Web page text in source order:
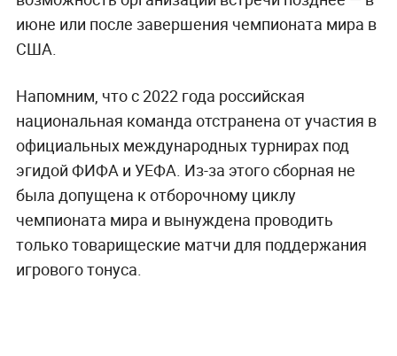
июне или после завершения чемпионата мира в
США.
Напомним, что с 2022 года российская
национальная команда отстранена от участия в
официальных международных турнирах под
эгидой ФИФА и УЕФА. Из-за этого сборная не
была допущена к отборочному циклу
чемпионата мира и вынуждена проводить
только товарищеские матчи для поддержания
игрового тонуса.